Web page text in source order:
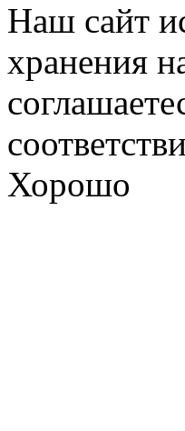
Наш сайт
хранения
Хорошо